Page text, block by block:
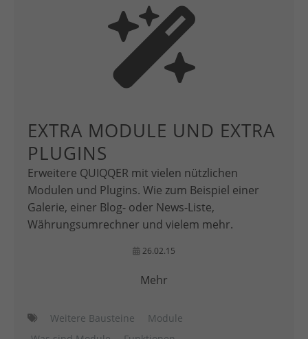
EXTRA MODULE UND EXTRA
PLUGINS
Erweitere QUIQQER mit vielen nützlichen
Modulen und Plugins. Wie zum Beispiel einer
Galerie, einer Blog- oder News-Liste,
Währungsumrechner und vielem mehr.
26.02.15
Mehr
Weitere Bausteine
Module